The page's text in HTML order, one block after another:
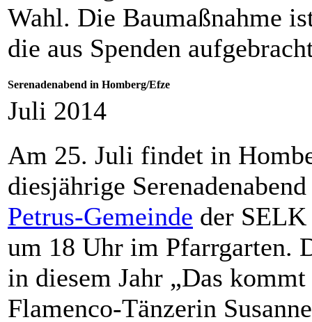
Wahl. Die Baumaßnahme
die aus Spenden
Serenadenabend in Homberg/Efze
Juli 2014
Am 25. Juli findet in
diesjährige
Petrus-Gemeinde der
um 18 Uhr im Pfarrgarten.
in diesem Jahr „Das
Flamenco-Tänzerin